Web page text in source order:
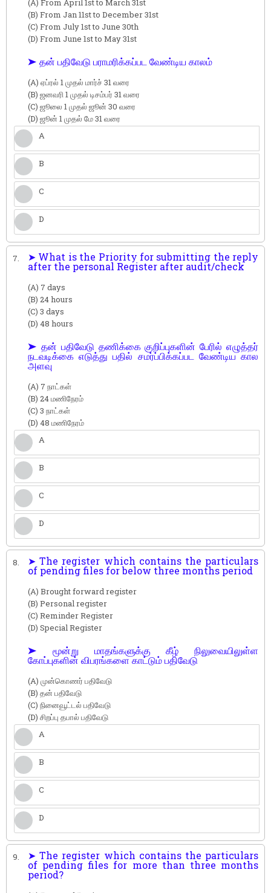
(A) From April 1st to March 31st
(B) From Jan 11st to December 31st
(C) From July 1st to June 30th
(D) From June 1st to May 31st
➤ தன் பதிவேடு பராமரிக்கப்பட வேண்டிய காலம்
(A) ஏப்ரல் 1 முதல் மார்ச் 31 வரை
(B) ஜனவரி 1 முதல் டிசம்பர் 31 வரை
(C) ஜூலை 1 முதல் ஜூன் 30 வரை
(D) ஜூன் 1 முதல் மே 31 வரை
A
B
C
D
7. ➤ What is the Priority for submitting the reply
after the personal Register after audit/check
(A) 7 days
(B) 24 hours
(C) 3 days
(D) 48 hours
➤ தன் பதிவேடு தணிக்கை குறிப்புகளின் பேரில் எழுத்தர்
நடவடிக்கை எடுத்து பதில் சமர்ப்பிக்கப்பட வேண்டிய கால
அளவு
(A) 7 நாட்கள்
(B) 24 மணிநேரம்
(C) 3 நாட்கள்
(D) 48 மணிநேரம்
A
B
C
D
8. ➤ The register which contains the particulars
of pending files for below three months period
(A) Brought forward register
(B) Personal register
(C) Reminder Register
(D) Special Register
➤ மூன்று மாதங்களுக்கு கீழ் நிலுவையிலுள்ள
கோப்புகளின் விபரங்களை காட்டும் பதிவேடு
(A) முன்கொணர் பதிவேடு
(B) தன் பதிவேடு
(C) நினைவூட்டல் பதிவேடு
(D) சிறப்பு தபால் பதிவேடு
A
B
C
D
9. ➤ The register which contains the particulars
of pending files for more than three months
period?